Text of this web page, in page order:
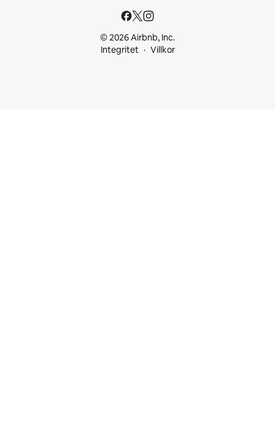
© 2026 Airbnb, Inc.
Integritet
Villkor